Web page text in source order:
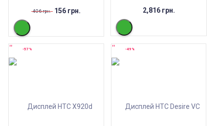
406 грн. 156 грн. 2,816 грн.
-57% -49%